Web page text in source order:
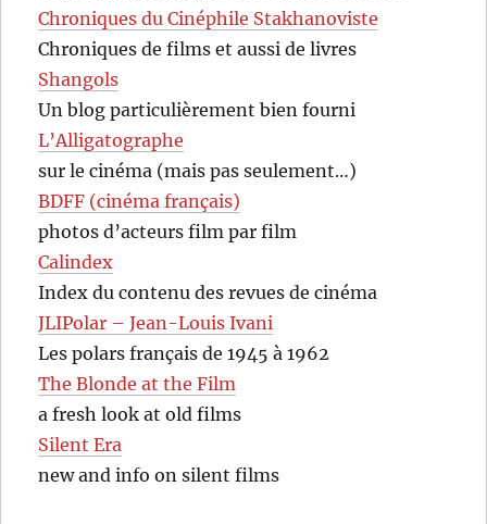
Chroniques du Cinéphile Stakhanoviste
Chroniques de films et aussi de livres
Shangols
Un blog particulièrement bien fourni
L’Alligatographe
sur le cinéma (mais pas seulement…)
BDFF (cinéma français)
photos d’acteurs film par film
Calindex
Index du contenu des revues de cinéma
JLIPolar – Jean-Louis Ivani
Les polars français de 1945 à 1962
The Blonde at the Film
a fresh look at old films
Silent Era
new and info on silent films